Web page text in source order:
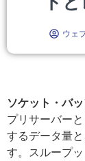
ウェ
ソケット・バ
プリサーバー
するデータ量
す。スループ